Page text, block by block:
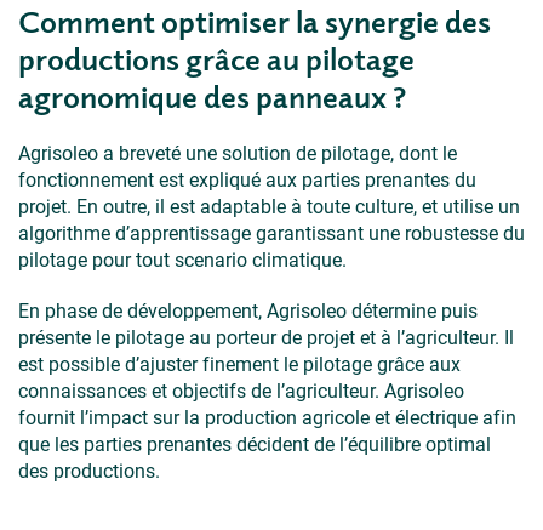
Comment optimiser la synergie des
productions grâce au pilotage
agronomique des panneaux ?
Agrisoleo a breveté une solution de pilotage, dont le
fonctionnement est expliqué aux parties prenantes du
projet. En outre, il est adaptable à toute culture, et utilise un
algorithme d’apprentissage garantissant une robustesse du
pilotage pour tout scenario climatique.
En phase de développement, Agrisoleo détermine puis
présente le pilotage au porteur de projet et à l’agriculteur. Il
est possible d’ajuster finement le pilotage grâce aux
connaissances et objectifs de l’agriculteur. Agrisoleo
fournit l’impact sur la production agricole et électrique afin
que les parties prenantes décident de l’équilibre optimal
des productions.